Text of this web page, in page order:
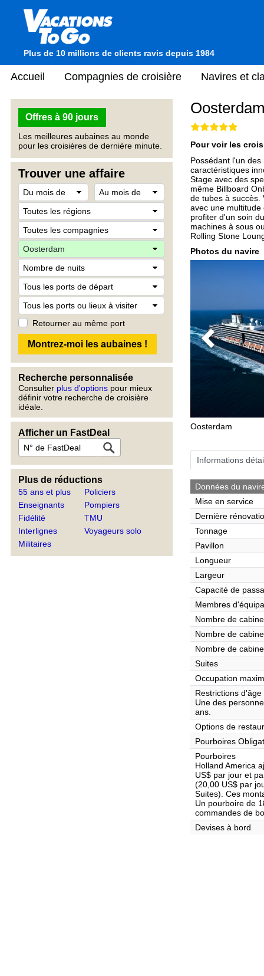
Plus de 10 millions de clients ravis depuis 1984
Accueil Compagnies de croisière Navires et
Offres à 90 jours
Les meilleures aubaines au monde
pour les croisières de dernière minute.
Trouver une affaire
Retourner au même port
Recherche personnalisée
Consulter plus d'options pour mieux
définir votre recherche de croisière
idéale.
Afficher un FastDeal
Plus de réductions
55 ans et plus
Enseignants
Fidélité
Interlignes
Militaires
Policiers
Pompiers
TMU
Voyageurs solo
Pour voir les
Possédant l'un
caractéristiques
Stage avec des
même Billboard
de tubes à succès.
avec une
profiter d'un soin
machines à sous
Rolling Stone
Photos du navire
Previous
Oosterdam
Informations
Données du
Mise en service
Dernière
Tonnage
Pavillon
Longueur
Largeur
Capacité de
Membres
Nombre de
Nombre de
Nombre de
Suites
Occupation
Restrictions d'âge
Une des
ans.
Options de
Pourboires
Pourboires
Holland America
US$ par jour et
(20,00 US$ par
Suites). Ces
Un pourboire de
commandes de
Devises à bord